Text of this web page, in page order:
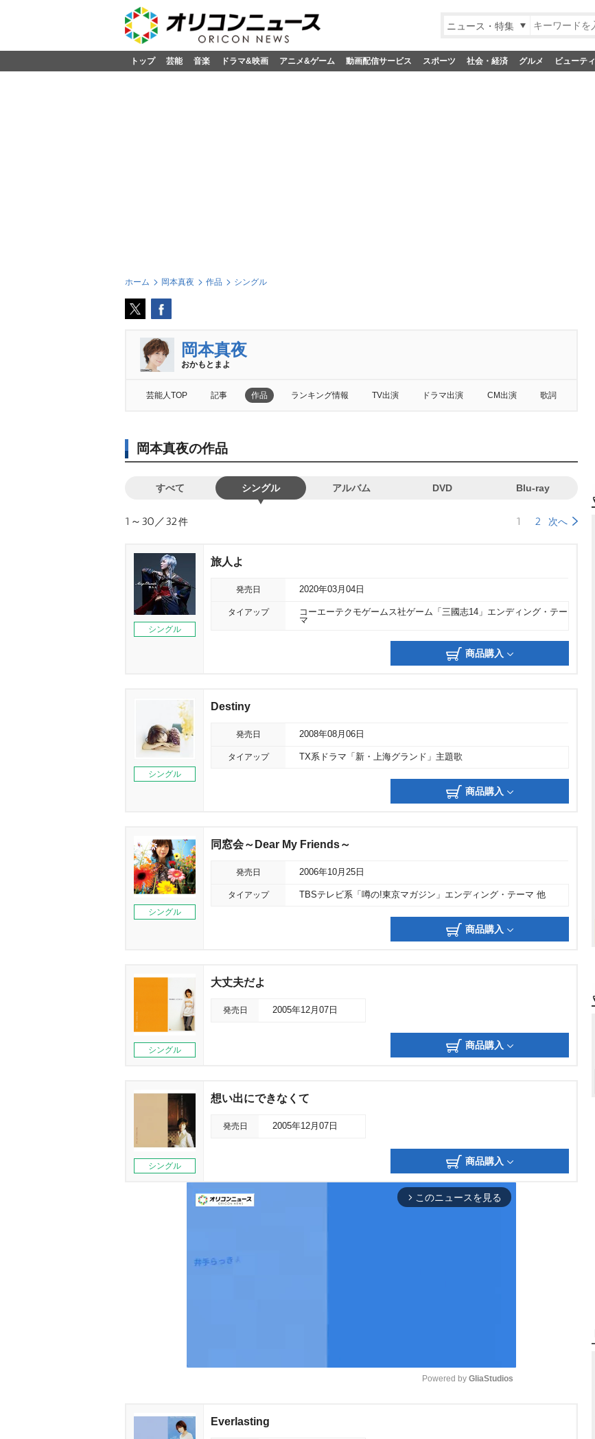
ニュース・特集
トップ 芸能 音楽 ドラマ&映画 アニメ&ゲーム 動画配信サービス スポーツ 社会・経済 グルメ ビューティ
ホーム 岡本真夜 作品 シングル
岡本真夜
おかもとまよ
芸能人TOP 記事 作品 ランキング情報 TV出演 ドラマ出演 CM出演 歌詞
岡本真夜の作品
すべて シングル アルバム DVD Blu-ray
1～30／32件 1 2 次へ
シングル
旅人よ
発売日 2020年03月04日
タイアップ
コーエーテクモゲームス社ゲーム「三國志14」エンディング・テー
マ
商品購入
シングル
Destiny
発売日 2008年08月06日
タイアップ TX系ドラマ「新・上海グランド」主題歌
商品購入
シングル
同窓会～Dear My Friends～
発売日 2006年10月25日
タイアップ TBSテレビ系「噂の!東京マガジン」エンディング・テーマ 他
商品購入
シングル
大丈夫だよ
発売日 2005年12月07日
商品購入
シングル
想い出にできなくて
発売日 2005年12月07日
商品購入
arrow_forward_ios このニュースを見る
Powered by GliaStudios
Everlasting